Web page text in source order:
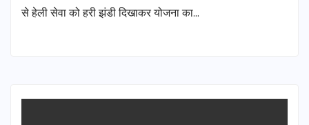
से हेली सेवा को हरी झंडी दिखाकर योजना का…